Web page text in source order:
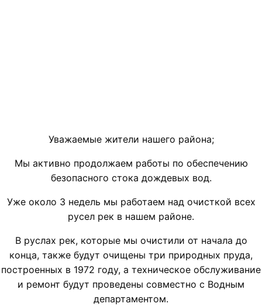
Уважаемые жители нашего района;
Мы активно продолжаем работы по обеспечению
безопасного стока дождевых вод.
Уже около 3 недель мы работаем над очисткой всех
русел рек в нашем районе.
В руслах рек, которые мы очистили от начала до
конца, также будут очищены три природных пруда,
построенных в 1972 году, а техническое обслуживание
и ремонт будут проведены совместно с Водным
департаментом.